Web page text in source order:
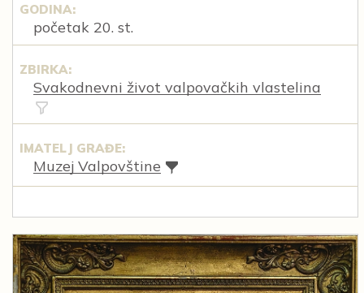
GODINA:
početak 20. st.
ZBIRKA:
Svakodnevni život valpovačkih vlastelina
IMATELJ GRAĐE:
Muzej Valpovštine